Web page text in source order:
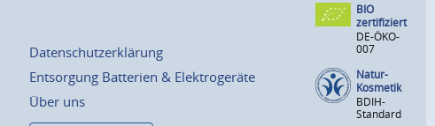
Datenschutzerklärung
Entsorgung Batterien & Elektrogeräte
Über uns
BIO
zertifiziert
DE-ÖKO-
007
Natur-
Kosmetik
BDIH-
Standard